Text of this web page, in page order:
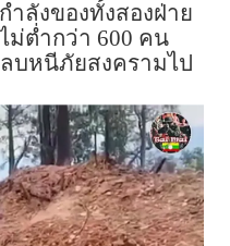
ำลังของทั้งสองฝ่าย
ม่ต่ำกว่า 600 คน
บหนีภัยสงครามไป